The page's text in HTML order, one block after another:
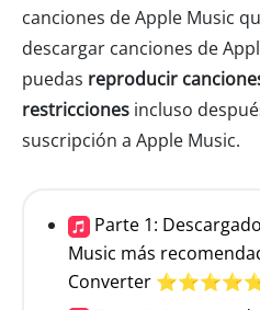
canciones de Apple Music
descargar canciones de
puedas reproducir
restricciones incluso
suscripción a Apple Music.
Parte 1:
Music más
Converter